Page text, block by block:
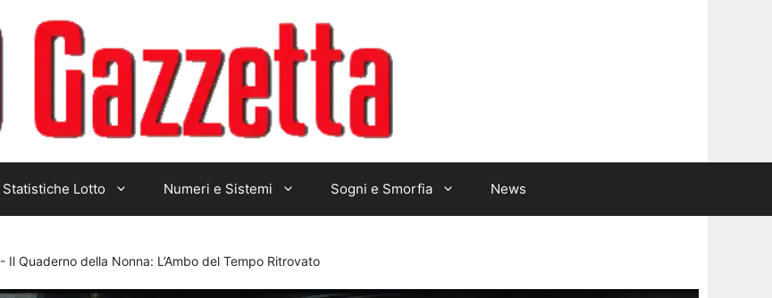
Statistiche Lotto Numeri e Sistemi Sogni e Smorfia News
- Il Quaderno della Nonna: L’Ambo del Tempo Ritrovato